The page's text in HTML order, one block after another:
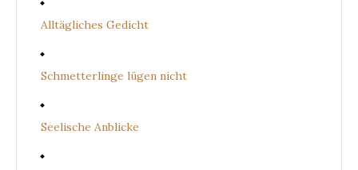
Alltägliches Gedicht
Schmetterlinge lügen nicht
Seelische Anblicke